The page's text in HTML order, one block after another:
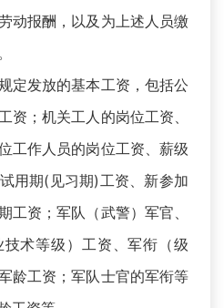
动报酬，以及为上述人员缴
定发放的基本工资，包括公
资；机关工人的岗位工资、
工作人员的岗位工资、薪级
用期(见习期)工资、新参加
工资；军队（武警）军官、
术等级）工资、军衔（级
龄工资；军队士官的军衔等